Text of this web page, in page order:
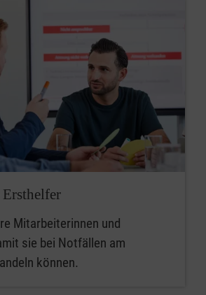
Mitarbeiterinnen und
sie bei Notfällen am
können.